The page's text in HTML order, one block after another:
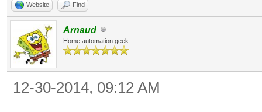
Website Find
Arnaud
Home automation geek
12-30-2014, 09:12 AM